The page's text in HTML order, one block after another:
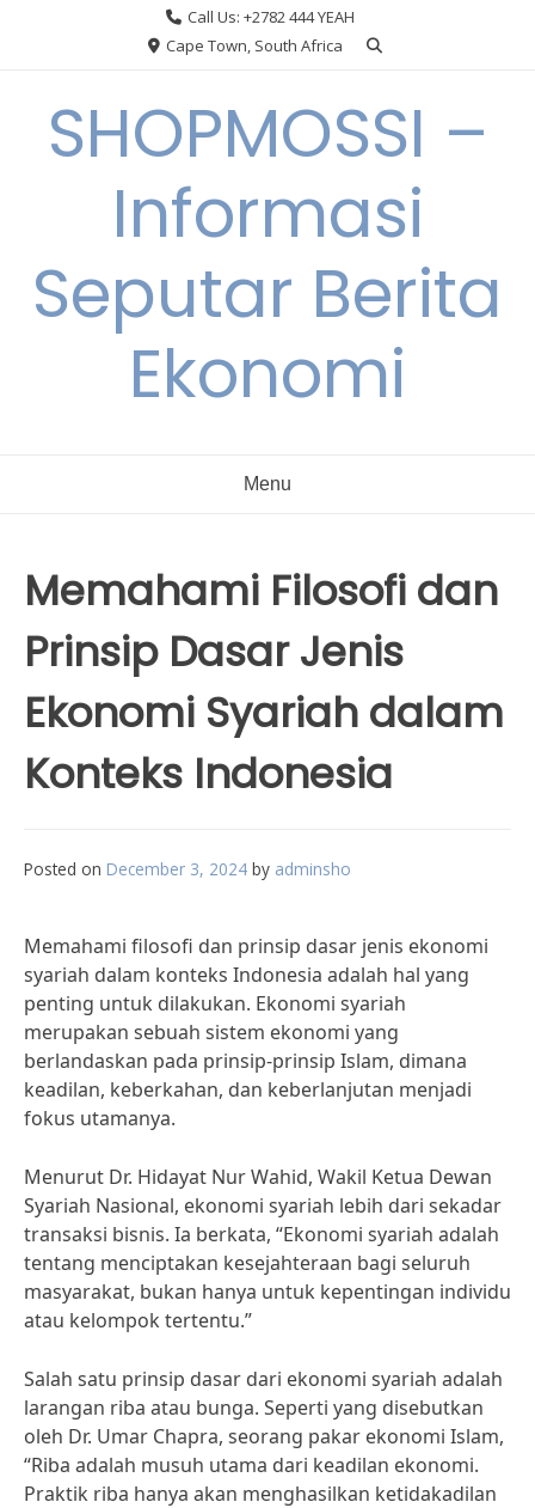
Call Us: +2782 444 YEAH
Cape Town, South Africa
SHOPMOSSI –
Informasi
Seputar Berita
Ekonomi
Menu
Memahami Filosofi dan
Prinsip Dasar Jenis
Ekonomi Syariah dalam
Konteks Indonesia
Posted on December 3, 2024 by adminsho
Memahami filosofi dan prinsip dasar jenis ekonomi
syariah dalam konteks Indonesia adalah hal yang
penting untuk dilakukan. Ekonomi syariah
merupakan sebuah sistem ekonomi yang
berlandaskan pada prinsip-prinsip Islam, dimana
keadilan, keberkahan, dan keberlanjutan menjadi
fokus utamanya.
Menurut Dr. Hidayat Nur Wahid, Wakil Ketua Dewan
Syariah Nasional, ekonomi syariah lebih dari sekadar
transaksi bisnis. Ia berkata, “Ekonomi syariah adalah
tentang menciptakan kesejahteraan bagi seluruh
masyarakat, bukan hanya untuk kepentingan individu
atau kelompok tertentu.”
Salah satu prinsip dasar dari ekonomi syariah adalah
larangan riba atau bunga. Seperti yang disebutkan
oleh Dr. Umar Chapra, seorang pakar ekonomi Islam,
“Riba adalah musuh utama dari keadilan ekonomi.
Praktik riba hanya akan menghasilkan ketidakadilan